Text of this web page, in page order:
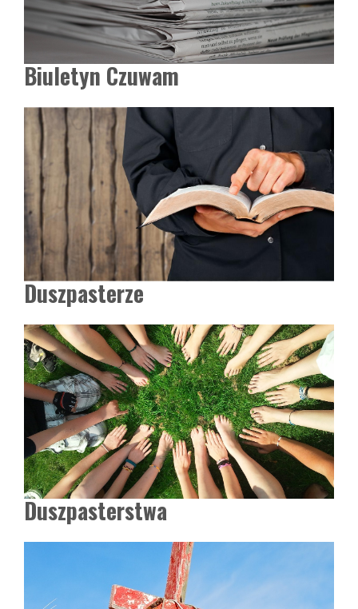
Biuletyn Czuwam
Duszpasterze
Duszpasterstwa